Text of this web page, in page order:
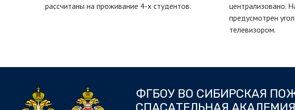
рассчитаны на проживание 4-х студентов.
централизовано.
предусмотрен
телевизором.
ФГБОУ ВО СИБИРСКАЯ